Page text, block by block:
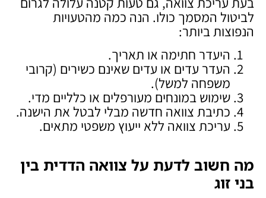
לביטול המסמך כולו. הנה כמה מהטעויות
הנפוצות ביותר:
היעדר חתימה או תאריך.
העדר עדים או עדים שאינם כשירים (קרובי
משפחה למשל).
שימוש במונחים מעורפלים או כלליים מדי.
כתיבת צוואה חדשה מבלי לבטל את הישנה.
עריכת צוואה ללא ייעוץ משפטי מתאים.
מה חשוב לדעת על צוואה הדדית בין
בני זוג